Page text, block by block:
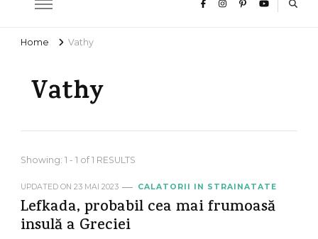
Home Vathy
Vathy
Showing: 1 - 1 of 1 RESULTS
UPDATED ON 23 MAI 2023 CALATORII IN STRAINATATE
Lefkada, probabil cea mai frumoasă
insulă a Greciei